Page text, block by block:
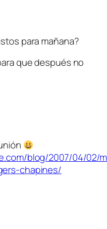
para mañana?
que después no
blog/2007/04/02/
chapines/